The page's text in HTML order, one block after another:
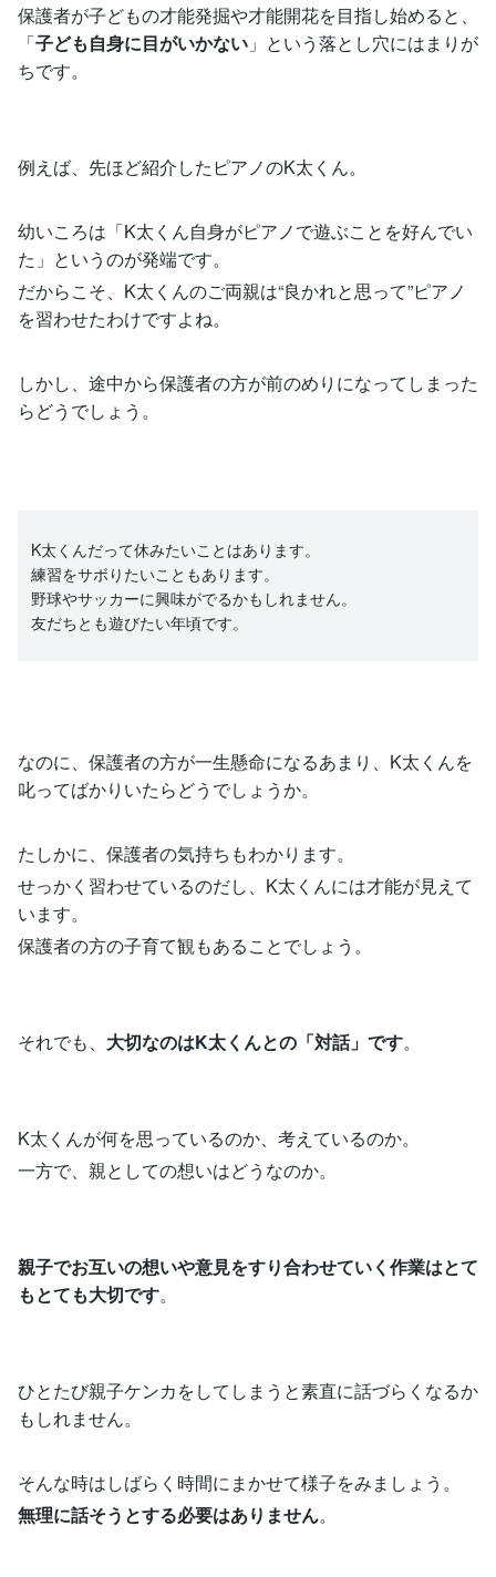
保護者が子どもの才能発掘や才能開花を目指し始めると、
「子ども自身に目がいかない 」という落とし穴にはまりが
ちです。
例えば、先ほど紹介したピアノのK太くん。
幼いころは「K太くん自身がピアノで遊ぶことを好んでい
た」というのが発端です。
だからこそ、K太くんのご両親は“良かれと思って”ピアノ
を習わせたわけですよね。
しかし、途中から保護者の方が前のめりになってしまった
らどうでしょう。
K太くんだって休みたいことはあります。
練習をサボりたいこともあります。
野球やサッカーに興味がでるかもしれません。
友だちとも遊びたい年頃です。
なのに、保護者の方が一生懸命になるあまり、K太くんを
叱ってばかりいたらどうでしょうか。
たしかに、保護者の気持ちもわかります。
せっかく習わせているのだし、K太くんには才能が見えて
います。
保護者の方の子育て観もあることでしょう。
それでも、 大切なのはK太くんとの「対話」です。
K太くんが何を思っているのか、考えているのか。
一方で、親としての想いはどうなのか。
親子でお互いの想いや意見をすり合わせていく作業はとて
もとても大切です。
ひとたび親子ケンカをしてしまうと素直に話づらくなるか
もしれません。
そんな時はしばらく時間にまかせて様子をみましょう。
無理に話そうとする必要はありません。